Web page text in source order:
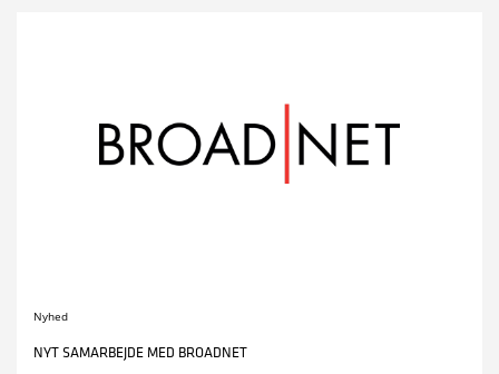
Nyhed
NYT SAMARBEJDE MED BROADNET